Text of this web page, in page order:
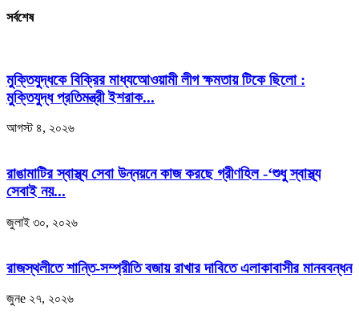
সর্বশেষ
মুক্তিযুদ্ধকে বিক্রির মাধ্যআেওয়ামী লীগ ক্ষমতায় টিকে ছিলো :
মুক্তিযুদ্ধ প্রতিমন্ত্রী ইশরাক...
আগস্ট ৪, ২০২৬
রাঙামাটির স্বাস্থ্য সেবা উন্নয়নে কাজ করছে গ্রীণহিল -‘শুধু স্বাস্থ্য
সেবাই নয়...
জুলাই ৩০, ২০২৬
রাজস্থলীতে শান্তি-সম্প্রীতি বজায় রাখার দাবিতে এলাকাবাসীর মানববন্ধন
জুনe ২৭, ২০২৬